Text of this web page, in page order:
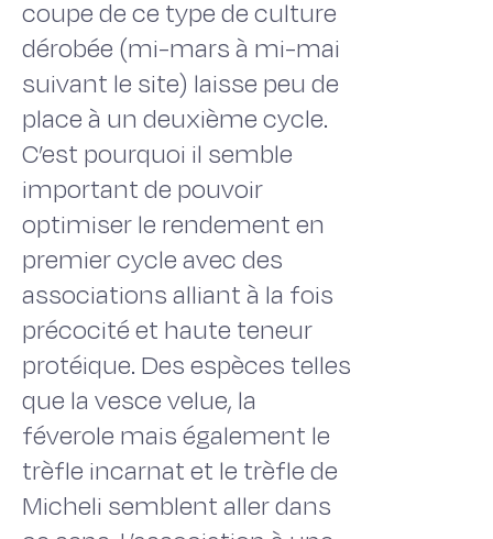
coupe de ce type de culture
dérobée (mi-mars à mi-mai
suivant le site) laisse peu de
place à un deuxième cycle.
C’est pourquoi il semble
important de pouvoir
optimiser le rendement en
premier cycle avec des
associations alliant à la fois
précocité et haute teneur
protéique. Des espèces telles
que la vesce velue, la
féverole mais également le
trèfle incarnat et le trèfle de
Micheli semblent aller dans